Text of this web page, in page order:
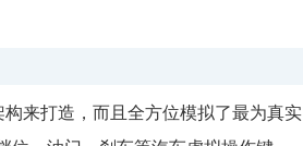
来打造，而且全方位模拟了最为真实